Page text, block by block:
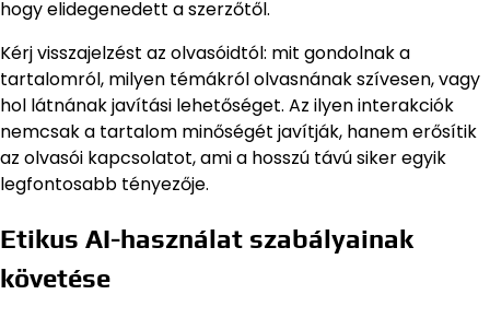
hogy elidegenedett a szerzőtől.
Kérj visszajelzést az olvasóidtól: mit gondolnak a
tartalomról, milyen témákról olvasnának szívesen, vagy
hol látnának javítási lehetőséget. Az ilyen interakciók
nemcsak a tartalom minőségét javítják, hanem erősítik
az olvasói kapcsolatot, ami a hosszú távú siker egyik
legfontosabb tényezője.
Etikus AI-használat szabályainak
követése